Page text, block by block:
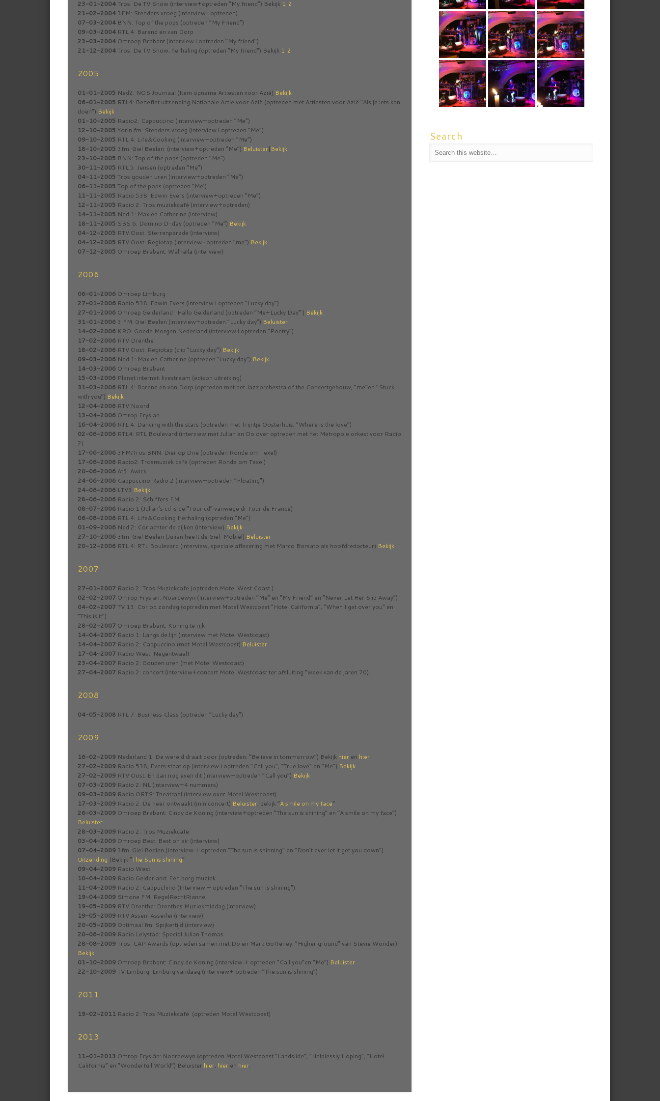
23-01-2004Tros: De TV Show (interview+optreden “My friend”) Bekijk 1|2
21-02-2004 3FM: Stenders vroeg (interview+optreden)
07-03-2004 BNN: Top of the pops (optreden “My Friend”)
09-03-2004 RTL 4: Barend en van Dorp
23-03-2004 Omroep Brabant (interview+optreden “My friend”)
21-12-2004Tros: De TV Show, herhaling (optreden “My friend”) Bekijk 1|2
2005
01-01-2005 Ned2: NOS Journaal (Item opname Artiesten voor Azië) Bekijk
06-01-2005 RTL4: Benefiet uitzending Nationale Actie voor Azië (optreden met Artiesten voor Azië “Als je iets kan
doen”) Bekijk
01-10-2005 Radio2: Cappuccino (interview+optreden “Me”)
12-10-2005 Yorin fm: Stenders vroeg (interview+optreden “Me”)
09-10-2005 RTL 4: Life&Cooking (interview+optreden “Me”)
18-10-2005 3fm: Giel Beelen (interview+optreden “Me”) Beluister| Bekijk
23-10-2005 BNN: Top of the pops (optreden “Me”)
30-11-2005 RTL 5: Jensen (optreden “Me”)
04-11-2005 Tros gouden uren (interview+optreden “Me”)
06-11-2005 Top of the pops (optreden “Me’)
11-11-2005 Radio 538: Edwin Evers (interview+optreden “Me”)
12-11-2005 Radio 2: Tros muziekcafé (interview+optreden)
14-11-2005 Ned 1: Max en Catherine (interview)
18-11-2005 SBS 6: Domino D-day (optreden “Me”) Bekijk
04-12-2005 RTV Oost: Sterrenparade (interview)
04-12-2005 RTV Oost: Regiotap (interview+optreden “me”) Bekijk
07-12-2005 Omroep Brabant: Walhalla (interview)
2006
06-01-2006 Omroep Limburg
27-01-2006 Radio 538: Edwin Evers (interview+optreden “Lucky day”)
27-01-2006 Omroep Gelderland : Hallo Gelderland (optreden “Me+Lucky Day” ) Bekijk
31-01-2006 3 FM: Giel Beelen (interview+optreden “Lucky day”) Beluister
14-02-2006 KRO: Goede Morgen Nederland (interview+optreden “Poetry”)
17-02-2006 RTV Drenthe
18-02-2006 RTV Oost: Regiotap (clip “Lucky day”) Bekijk
09-03-2006 Ned 1: Max en Catherine (optreden “Lucky day”) Bekijk
14-03-2006 Omroep Brabant
15-03-2006 Planet internet: livestream (edison uitreiking)
31-03-2006 RTL 4: Barend en van Dorp (optreden met het Jazzorchestra of the Concertgebouw, “me”en “Stuck
with you”) Bekijk
12-04-2006 RTV Noord
13-04-2006 Omrop Fryslan
16-04-2006 RTL 4: Dancing with the stars (optreden met Trijntje Oosterhuis, “Where is the love”)
02-06-2006 RTL4: RTL Boulevard (interview met Julian en Do over optreden met het Metropole orkest voor Radio
2)
17-06-2006 3FM/Tros BNN: Dier op Drie (optreden Ronde om Texel)
17-06-2006 Radio2: Trosmuziek cafe (optreden Ronde om Texel)
20-06-2006 At5: Awick
24-06-2006 Cappuccino Radio 2 (interview+optreden “Floating”)
24-06-2006 LTV3 Bekijk
28-06-2006 Radio 2: Schiffers FM
08-07-2006 Radio 1 (Julian’s cd is de “Tour cd” vanwege dr Tour de France)
06-08-2006 RTL 4: Life&Cooking Herhaling (optreden “Me”)
01-09-2006 Ned 2: Cor achter de dijken (interview) Bekijk
27-10-2006 3fm: Giel Beelen (Julian heeft de Giel-Mobiel) Beluister
20-12-2006 RTL 4: RTL Boulevard (interview, speciale aflevering met Marco Borsato als hoofdredacteur) Bekijk
2007
27-01-2007 Radio 2: Tros Muziekcafe (optreden Motel West Coast )
02-02-2007 Omrop Fryslan: Noardewyn (Interview+optreden “Me” en “My Friend” en “Never Let Her Slip Away”)
04-02-2007 TV 13: Cor op zondag (optreden met Motel Westcoast “Hotel California”, “When I get over you” en
“This is it”)
28-02-2007 Omroep Brabant: Koning te rijk
14-04-2007 Radio 1: Langs de lijn (interview met Motel Westcoast)
14-04-2007 Radio 2: Cappuccino (met Motel Westcoast) Beluister
17-04-2007 Radio West: Negentwaalf
23-04-2007 Radio 2: Gouden uren (met Motel Westcoast)
27-04-2007 Radio 2: concert (interview+concert Motel Westcoast ter afsluiting “week van de jaren 70)
2008
04-05-2008 RTL 7: Business Class (optreden “Lucky day”)
2009
16-02-2009 Nederland 1: De wereld draait door (optreden: “Believe in tommorrow”) Bekijk hier en hier
27-02-2009 Radio 538, Evers staat op (interview+optreden “Call you”, “True love” en “Me”) Bekijk
27-02-2009 RTV Oost, En dan nog even dit (interview+optreden “Call you”) Bekijk
07-03-2009 Radio 2: NL (interview+4 nummers)
09-03-2009 Radio ORTS: Theatraal (interview over Motel Westcoast)
17-03-2009 Radio 2: De heer ontwaakt (miniconcert) Beluister, bekijk “A smile on my face”
26-03-2009 Omroep Brabant: Cindy de Koning (interview+optreden “The sun is shining” en “A smile on my face”)
Beluister
28-03-2009 Radio 2: Tros Muziekcafe
03-04-2009 Omroep Best: Best on air (interview)
07-04-2009 3fm: Giel Beelen (Interview + optreden “The sun is shinning” en “Don’t ever let it get you down”)
Uitzending |Bekijk “The Sun is shining”
09-04-2009 Radio West
10-04-2009 Radio Gelderland: Een berg muziek
11-04-2009 Radio 2: Cappuchino (Interview + optreden “The sun is shining”)
19-04-2009 Simone FM: RegelRechtRianne.
19-05-2009 RTV Drenthe: Drenthes Muziekmiddag (interview)
19-05-2009 RTV Assen: Asserlei (interview)
20-05-2009 Optimaal fm: Spijkertijd (interview)
20-06-2009 Radio Lelystad: Special Julian Thomas
28-08-2009Tros: CAP Awards (optreden samen met Do en Mark Goffeney, “Higher ground” van Stevie Wonder)
Bekijk
01-10-2009 Omroep Brabant: Cindy de Koning (interview + optreden “Call you”en “Me”) Beluister
22-10-2009TV Limburg: Limburg vandaag (interview+ optreden “The sun is shining”)
2011
19-02-2011 Radio 2: Tros Muziekcafé (optreden Motel Westcoast)
2013
11-01-2013 Omrop Fryslân: Noardewyn (optreden Motel Westcoast “Landslide”, “Helplessly Hoping”, “Hotel
California” en “Wonderfull World”) Beluister hier, hier en hier.
Search